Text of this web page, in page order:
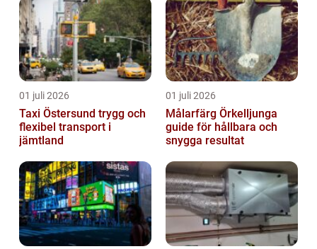
01 juli 2026
Taxi Östersund trygg och
flexibel transport i
jämtland
01 juli 2026
Målarfärg Örkelljunga
guide för hållbara och
snygga resultat